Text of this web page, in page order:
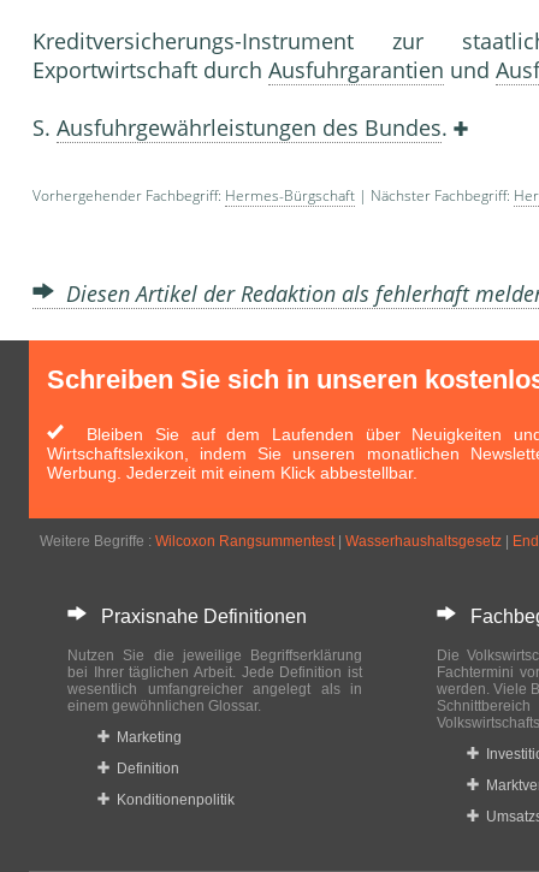
Kreditversicherungs-Instrument zur
Exportwirtschaft durch Ausfuhrgarantien und
S. Ausfuhrgewährleistungen des Bundes.
Vorhergehender Fachbegriff: Hermes-Bürgschaft | Nächster Fachbegriff:
Diesen Artikel der Redaktion als fehlerhaft
Schreiben Sie sich in unseren
Bleiben Sie auf dem Laufenden über Neuigkeiten
Wirtschaftslexikon, indem Sie unseren monatlichen
Werbung. Jederzeit mit einem Klick abbestellbar.
Weitere Begriffe : Wilcoxon Rangsummentest| Wasserhaushaltsgesetz
Praxisnahe Definitionen
Nutzen Sie die jeweilige Begriffserklärung
bei Ihrer täglichen Arbeit. Jede Definition ist
wesentlich umfangreicher angelegt als in
einem gewöhnlichen Glossar.
Marketing
Definition
Konditionenpolitik
Die
Fachtermini
werden. Viele